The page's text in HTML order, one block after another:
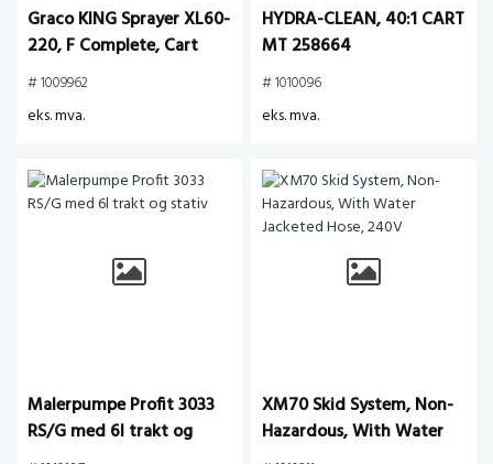
Graco KING Sprayer XL60-
220, F Complete, Cart
# 1009962
eks. mva.
HYDRA-CLEAN, 40:1 CART
MT 258664
# 1010096
eks. mva.
Malerpumpe Profit 3033
RS/G med 6l trakt og
XM70 Skid System, Non-
Hazardous, With Water